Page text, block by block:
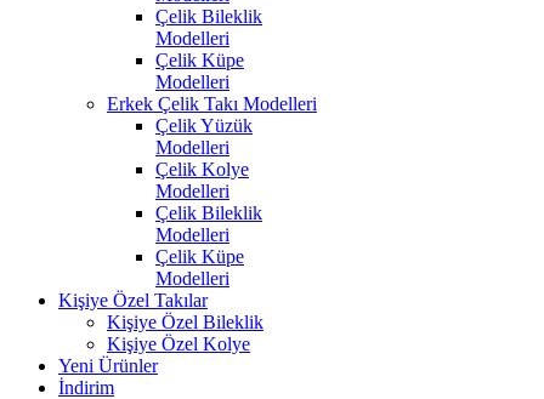
Çelik Bileklik
Modelleri
Çelik Küpe
Modelleri
Erkek Çelik Takı Modelleri
Çelik Yüzük
Modelleri
Çelik Kolye
Modelleri
Çelik Bileklik
Modelleri
Çelik Küpe
Modelleri
Kişiye Özel Takılar
Kişiye Özel Bileklik
Kişiye Özel Kolye
Yeni Ürünler
İndirim